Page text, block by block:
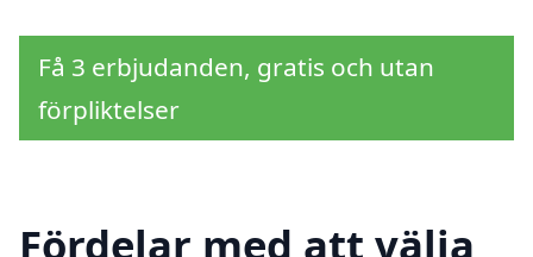
Få 3 erbjudanden, gratis och utan
förpliktelser
Fördelar med att välja